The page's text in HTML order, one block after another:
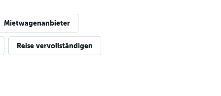
Mietwagenanbieter
Reise vervollständigen